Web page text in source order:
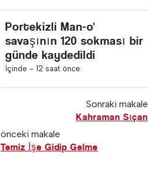
Portekizli Man-o'
savaşının 120 sokması bir
günde kaydedildi
İçinde - 12 saat önce
Sonraki makale
Kahraman Sıçan
önceki makale
Temiz İşe Gidip Gelme